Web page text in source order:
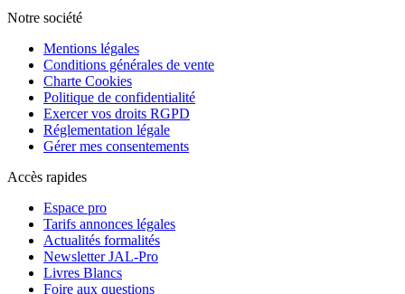
Notre société
Mentions légales
Conditions générales de vente
Charte Cookies
Politique de confidentialité
Exercer vos droits RGPD
Réglementation légale
Gérer mes consentements
Accès rapides
Espace pro
Tarifs annonces légales
Actualités formalités
Newsletter JAL-Pro
Livres Blancs
Foire aux questions